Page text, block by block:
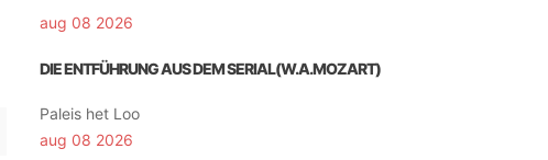
aug 08 2026
DIE ENTFÜHRUNG AUS DEM SERIAL(W.A.MOZART)
Paleis het Loo
aug 08 2026